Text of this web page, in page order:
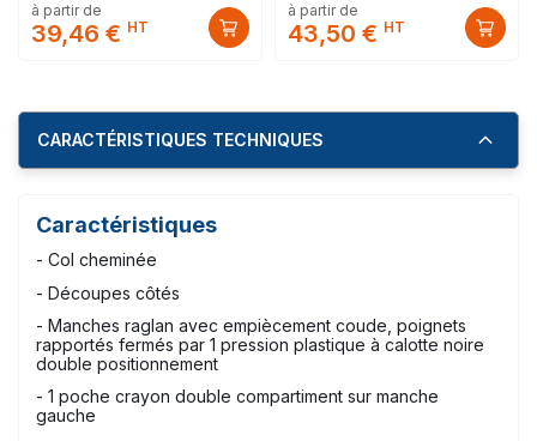
à partir de
39,46 € HT
à partir de
43,50 € HT
CARACTÉRISTIQUES TECHNIQUES
Caractéristiques
- Col cheminée
- Découpes côtés
- Manches raglan avec empiècement coude, poignets
rapportés fermés par 1 pression plastique à calotte noire
double positionnement
- 1 poche crayon double compartiment sur manche
gauche